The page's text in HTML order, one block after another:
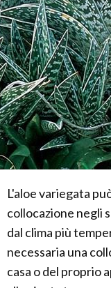
L'aloe variegata
collocazione negli
dal clima più
necessaria una
casa o del proprio